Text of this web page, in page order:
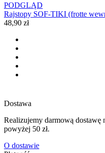
PODGLĄD
Rajstopy SOF-TIKI (frotte
48,90 zł
Dostawa
Realizujemy darmową dostawę
powyżej 50 zł.
O dostawie